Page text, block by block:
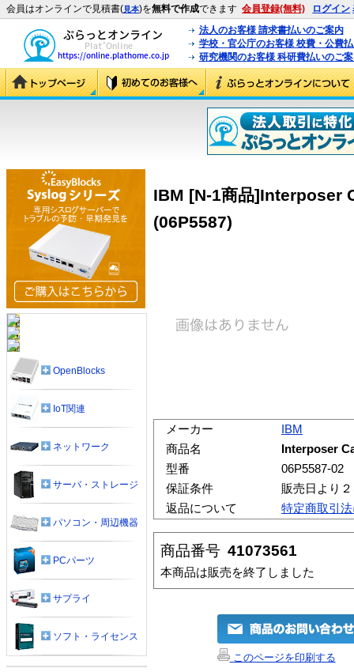
会員はオンラインで見積書(見本)を無料で作成できます 会員登録(無料) ログイン
法人のお客様 請求書払いのご案内
学校・官公庁のお客様 校費・公費
研究機関のお客様 科研費払いのご
IBM [N-1商品]Interposer
(06P5587)
メーカー
IBM
商品名
Interposer
型番
06P5587-02
保証条件
販売日より
返品について
特定商取引
商品番号 41073561
本商品は販売を終了しました
このページを印刷する
OpenBlocks
IoT関連
ネットワーク
サーバ・ストレージ
パソコン・周辺機器
PCパーツ
サプライ
ソフト・ライセンス